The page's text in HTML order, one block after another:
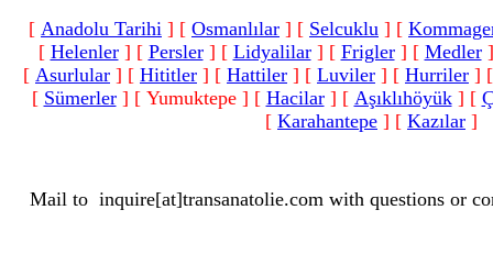
[ Anadolu Tarihi ] [ Osmanlılar ] [ Selcuklu ] [
[ Helenler] [ Persler] [ Lidyalilar] [ Frigler] [ Medler]
[ Asurlular ] [ Hititler ] [ Hattiler ] [ Luviler ] [ Hurriler ]
[ Sümerler] [ Yumuktepe ] [ Hacilar] [ Aşıklıhöyük] [
[ Karahantepe ] [ Kazılar ]
Mail to inquire[at]transanatolie.com with questions or